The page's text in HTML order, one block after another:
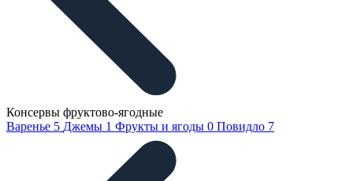
Консервы фруктово-ягодные
Варенье 5 Джемы 1 Фрукты и ягоды 0 Повидло 7